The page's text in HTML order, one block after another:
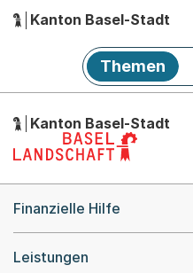
Hauptnavigation
Kanton Basel-Stadt
Themen
Kanton Basel-Stadt
Finanzielle Hilfe
Leistungen